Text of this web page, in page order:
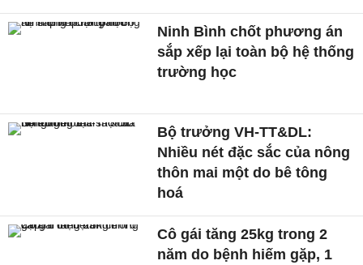
Ninh Bình chốt phương án
sắp xếp lại toàn bộ hệ thống
trường học
Bộ trưởng VH-TT&DL:
Nhiều nét đặc sắc của nông
thôn mai một do bê tông
hoá
Cô gái tăng 25kg trong 2
năm do bệnh hiếm gặp, 1